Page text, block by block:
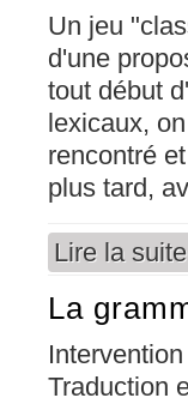
Un jeu
d'une
tout début
lexicaux,
rencontré
plus tard,
Lire la suite
La
Traduction